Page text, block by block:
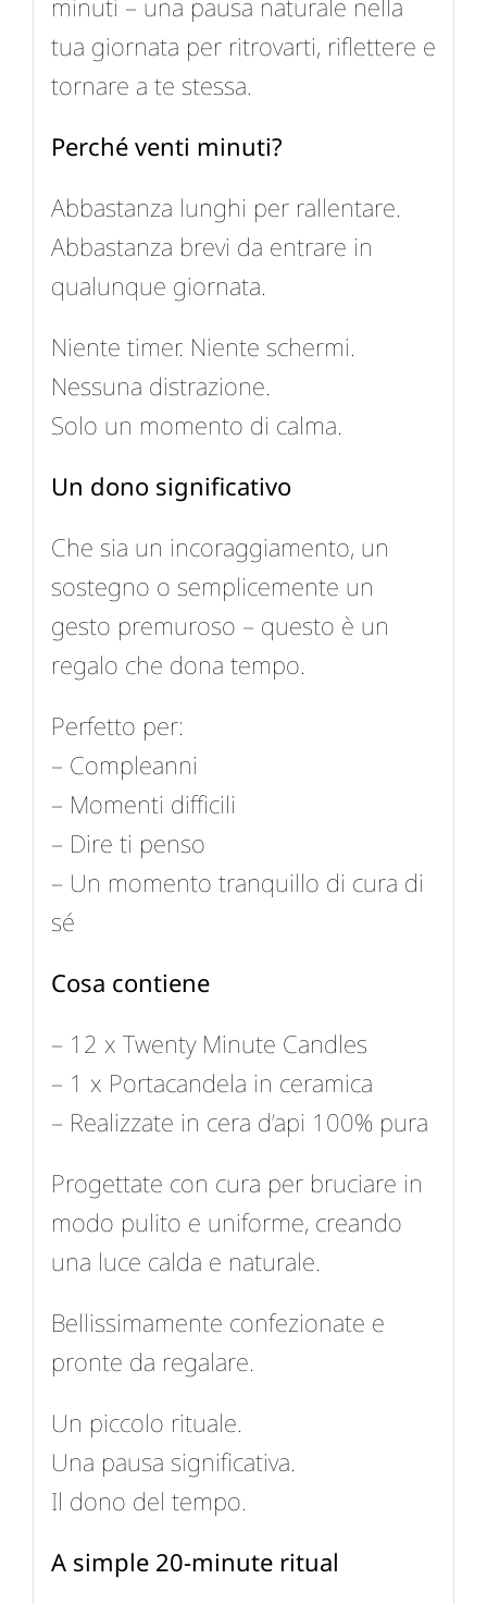
tua giornata per ritrovarti, riflettere e
tornare a te stessa.
Perché venti minuti?
Abbastanza lunghi per rallentare.
Abbastanza brevi da entrare in
qualunque giornata.
Niente timer. Niente schermi.
Nessuna distrazione.
Solo un momento di calma.
Un dono significativo
Che sia un incoraggiamento, un
sostegno o semplicemente un
gesto premuroso – questo è un
regalo che dona tempo.
Perfetto per:
– Compleanni
– Momenti difficili
– Dire ti penso
– Un momento tranquillo di cura di
sé
Cosa contiene
– 12 x Twenty Minute Candles
– 1 x Portacandela in ceramica
– Realizzate in cera d’api 100% pura
Progettate con cura per bruciare in
modo pulito e uniforme, creando
una luce calda e naturale.
Bellissimamente confezionate e
pronte da regalare.
Un piccolo rituale.
Una pausa significativa.
Il dono del tempo.
A simple 20-minute ritual